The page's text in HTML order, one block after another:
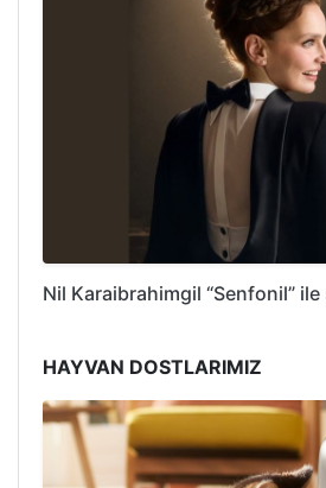
Nil Karaibrahimgil “Senfonil”
HAYVAN DOSTLARIMIZ